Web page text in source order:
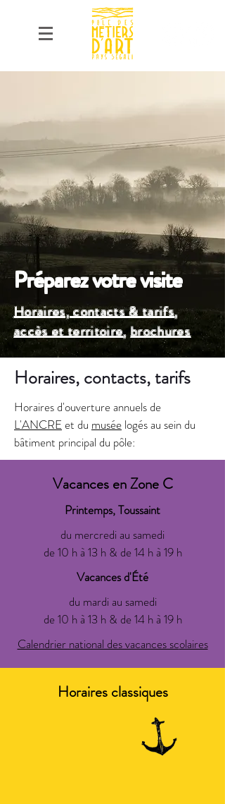
Préparez votre visite
Horaires, contacts & tarifs,
accès et territoire,brochures
Horaires, contacts, tarifs
Horaires d'ouverture annuels de
L'ANCRE et du musée logés au sein du
bâtiment principal du pôle:
Vacances en Zone C
Printemps, Toussaint
du mercredi au samedi
de 10 h à 13 h & de 14 h à 19 h
Vacances d'Été
du mardi au samedi
de 10 h à 13 h & de 14 h à 19 h
Calendrier national des vacances scolaires
Horaires classiques